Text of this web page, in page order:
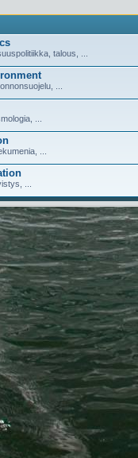
talous, ...
...
...
...
...